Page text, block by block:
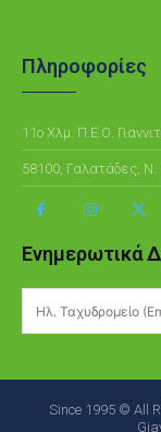
Πληροφορίες
11ο Χλμ. Π.Ε.Ο.
58100, Γαλατάδες,
Ενημερωτικά
Since 1995 © All